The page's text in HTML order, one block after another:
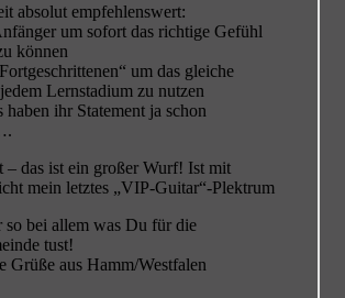
absolut empfehlenswert:
um sofort das richtige Gefühl
können
um das gleiche
Lernstadium zu nutzen
ihr Statement ja schon
– das ist ein großer Wurf! Ist mit
mein letztes „VIP-Guitar“-Plektrum
so bei allem was Du für die
tust!
Grüße aus Hamm/Westfalen